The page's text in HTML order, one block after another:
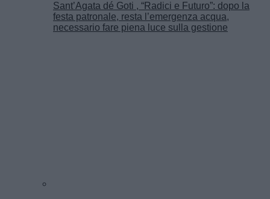
Sant’Agata dé Goti , “Radici e Futuro”: dopo la
festa patronale, resta l’emergenza acqua,
necessario fare piena luce sulla gestione